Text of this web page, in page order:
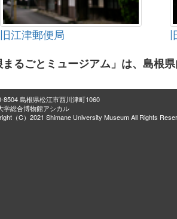
旧江津郵便局
まるごとミュージアム」は、島根
8504 島根県松江市西川津町1060
学総合博物館アシカル
（C）2021 Shimane University Museum All Rights